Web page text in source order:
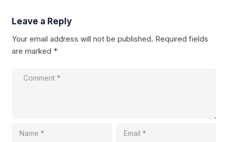
Leave a Reply
Your email address will not be published. Required fields
are marked *